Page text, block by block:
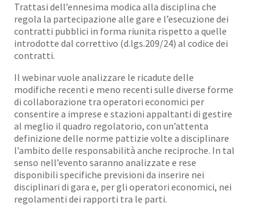
Trattasi dell’ennesima modica alla disciplina che
regola la partecipazione alle gare e l’esecuzione dei
contratti pubblici in forma riunita rispetto a quelle
introdotte dal correttivo (d.lgs.209/24) al codice dei
contratti.
Il webinar vuole analizzare le ricadute delle
modifiche recenti e meno recenti sulle diverse forme
di collaborazione tra operatori economici per
consentire a imprese e stazioni appaltanti di gestire
al meglio il quadro regolatorio, con un’attenta
definizione delle norme pattizie volte a disciplinare
l’ambito delle responsabilità anche reciproche. In tal
senso nell’evento saranno analizzate e rese
disponibili specifiche previsioni da inserire nei
disciplinari di gara e, per gli operatori economici, nei
regolamenti dei rapporti tra le parti.